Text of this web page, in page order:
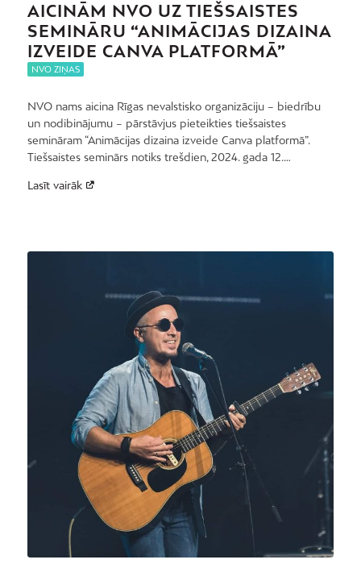
AICINĀM NVO UZ TIEŠSAISTES
SEMINĀRU “ANIMĀCIJAS DIZAINA
IZVEIDE CANVA PLATFORMĀ”
NVO ZIŅAS
NVO nams aicina Rīgas nevalstisko organizāciju – biedrību
un nodibinājumu – pārstāvjus pieteikties tiešsaistes
semināram “Animācijas dizaina izveide Canva platformā”.
Tiešsaistes seminārs notiks trešdien, 2024. gada 12.…
Lasīt vairāk